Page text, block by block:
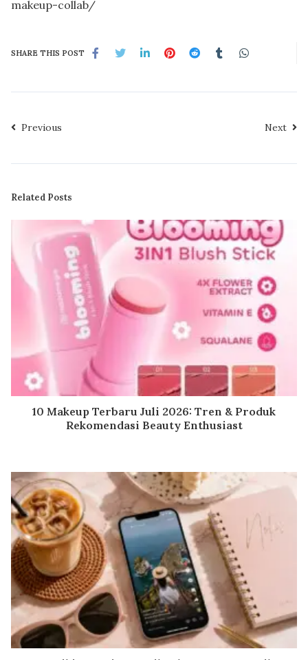
makeup-collab/
SHARE THIS POST
Previous Next
Related Posts
10 Makeup Terbaru Juli 2026: Tren & Produk
Rekomendasi Beauty Enthusiast